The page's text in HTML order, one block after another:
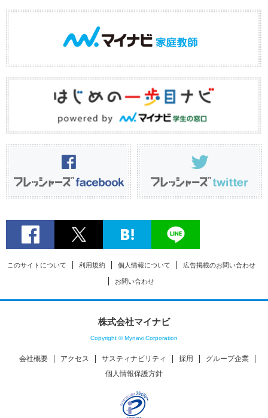
このサイトについて 利用規約 個人情報について 広告掲載のお問い合わせ
お問い合わせ
株式会社マイナビ
Copyright © Mynavi Corporation
会社概要 アクセス サスティナビリティ 採用
グループ企業
個人情報保護方針